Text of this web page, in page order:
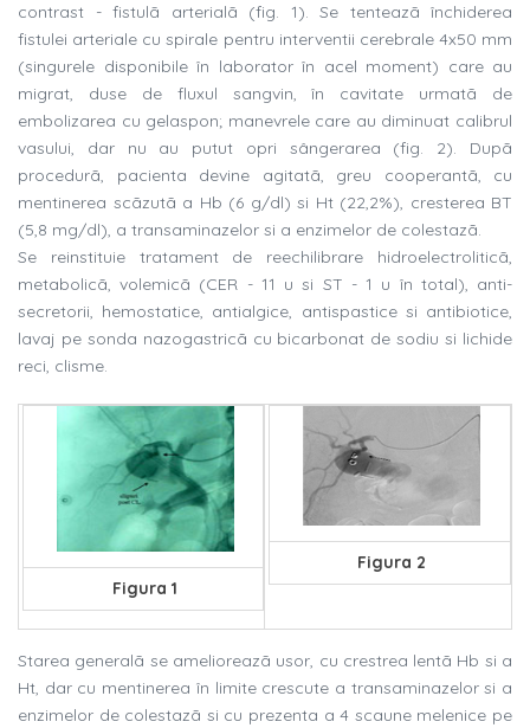
contrast - fistulã arterialã (fig. 1). Se tenteazã închiderea
fistulei arteriale cu spirale pentru interventii cerebrale 4x50 mm
(singurele disponibile în laborator în acel moment) care au
migrat, duse de fluxul sangvin, în cavitate urmatã de
embolizarea cu gelaspon; manevrele care au diminuat calibrul
vasului, dar nu au putut opri sângerarea (fig. 2). Dupã
procedurã, pacienta devine agitatã, greu cooperantã, cu
mentinerea scãzutã a Hb (6 g/dl) si Ht (22,2%), cresterea BT
(5,8 mg/dl), a transaminazelor si a enzimelor de colestazã.
Se reinstituie tratament de reechilibrare hidroelectroliticã,
metabolicã, volemicã (CER - 11 u si ST - 1 u în total), anti-
secretorii, hemostatice, antialgice, antispastice si antibiotice,
lavaj pe sonda nazogastricã cu bicarbonat de sodiu si lichide
reci, clisme.
Figura 1
Figura 2
Starea generalã se amelioreazã usor, cu crestrea lentã Hb si a
Ht, dar cu mentinerea în limite crescute a transaminazelor si a
enzimelor de colestazã si cu prezenta a 4 scaune melenice pe